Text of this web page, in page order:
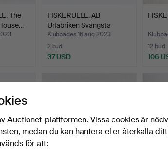
The
FISKERULLE. AB
Urfabriken Svängsta
Record …
Klubbades 16 aug 2023
2 bud
37 USD
12 bud
106
Auctionet-plattformen. Vissa cookies är
medan du kan hantera eller återkalla ditt
för att: